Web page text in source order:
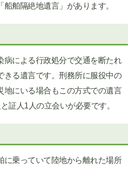
船舶隔絶地遺言」があります。
病による行政処分で交通を断たれ
きる遺言です。刑務所に服役中の
地にいる場合もこの方式での遺言
証人1人の立会いが必要です。
に乗っていて陸地から離れた場所